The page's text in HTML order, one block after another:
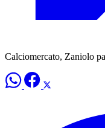
Calciomercato, Zaniolo